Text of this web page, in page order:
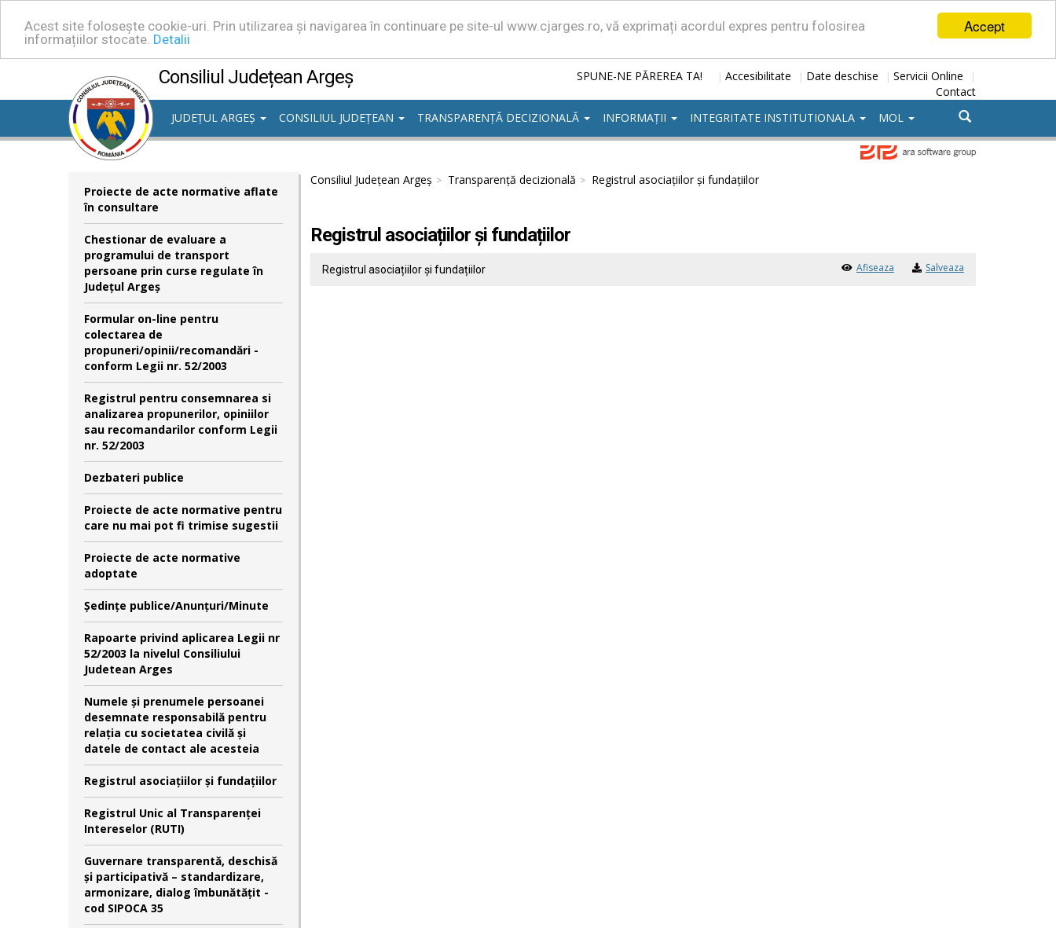
Accept
Acest site folosește cookie-uri. Prin utilizarea și navigarea în continuare pe site-ul www.cjarges.ro, vă exprimați acordul expres pentru folosirea
informațiilor stocate. Detalii
Consiliul Județean Argeș SPUNE-NE PĂREREA TA! | Accesibilitate | Date deschise | Servicii Online |
Contact
JUDEȚUL ARGEȘ
CONSILIUL JUDEȚEAN TRANSPARENȚĂ DECIZIONALĂ INFORMAȚII INTEGRITATE INSTITUTIONALA MOL
Proiecte de acte normative aflate
în consultare
Chestionar de evaluare a
programului de transport
persoane prin curse regulate în
Județul Argeș
Formular on-line pentru
colectarea de
propuneri/opinii/recomandări -
conform Legii nr. 52/2003
Registrul pentru consemnarea si
analizarea propunerilor, opiniilor
sau recomandarilor conform Legii
nr. 52/2003
Dezbateri publice
Proiecte de acte normative pentru
care nu mai pot fi trimise sugestii
Proiecte de acte normative
adoptate
Şedinţe publice/Anunţuri/Minute
Rapoarte privind aplicarea Legii nr
52/2003 la nivelul Consiliului
Judetean Arges
Numele şi prenumele persoanei
desemnate responsabilă pentru
relaţia cu societatea civilă şi
datele de contact ale acesteia
Registrul asociațiilor și fundațiilor
Registrul Unic al Transparenței
Intereselor (RUTI)
Guvernare transparentă, deschisă
și participativă – standardizare,
armonizare, dialog îmbunătățit -
cod SIPOCA 35
Consiliul Județean Argeș Transparență decizională Registrul asociațiilor și fundațiilor
Registrul asociațiilor și fundațiilor
Registrul asociațiilor și fundațiilor Afiseaza Salveaza